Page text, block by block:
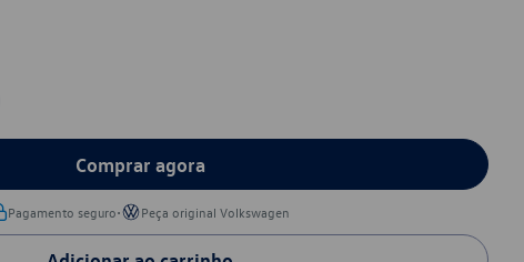
Comprar agora
Pagamento seguro• Peça original Volkswagen